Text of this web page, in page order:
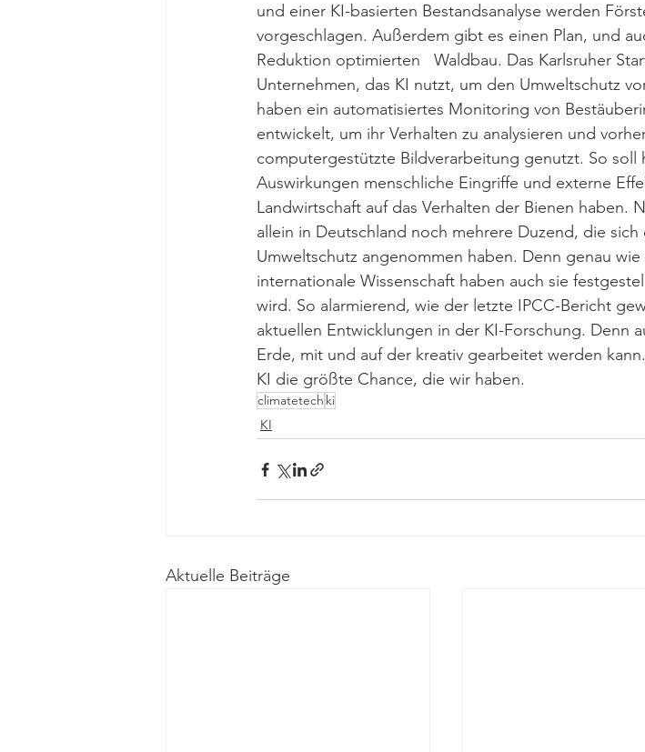
und einer KI-basierten Bestandsanalyse werden
vorgeschlagen. Außerdem gibt es einen Plan, und
Reduktion optimierten   Waldbau. Das Karlsruher
Unternehmen, das KI nutzt, um den Umweltschutz
haben ein automatisiertes Monitoring von
entwickelt, um ihr Verhalten zu analysieren und
computergestützte Bildverarbeitung genutzt. So soll
Auswirkungen menschliche Eingriffe und externe
Landwirtschaft auf das Verhalten der Bienen haben.
allein in Deutschland noch mehrere Duzend, die
Umweltschutz angenommen haben. Denn genau
internationale Wissenschaft haben auch sie
wird. So alarmierend, wie der letzte IPCC-Bericht
aktuellen Entwicklungen in der KI-Forschung. Denn
Erde, mit und auf der kreativ gearbeitet werden
KI die größte Chance, die wir haben.
climatetech ki
KI
Aktuelle Beiträge